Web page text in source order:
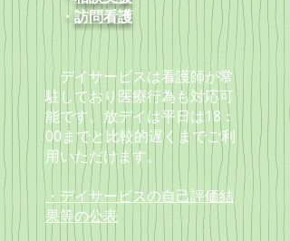
​ ・ 訪問看護
デイサービスは看護師が常
駐しており 医療行為も対応可
能です。放デイは平日は18：
00までと比較的遅くまでご利
用いただけます。
・デイサービスの自己評価結
果等の公表